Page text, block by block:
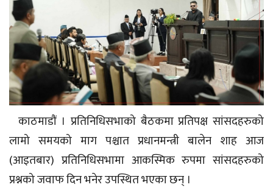
काठमाडौं । प्रतिनिधिसभाको बैठकमा प्रतिपक्ष सांसदहरुको
लामो समयको माग पश्चात प्रधानमन्त्री बालेन शाह आज
(आइतबार) प्रतिनिधिसभामा आकस्मिक रुपमा सांसदहरुको
प्रश्नको जवाफ दिन भनेर उपस्थित भएका छन् ।